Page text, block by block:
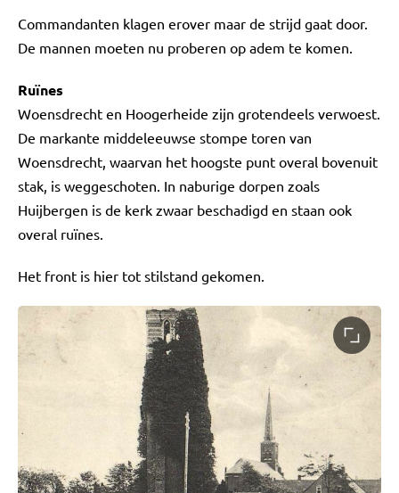
Commandanten klagen erover maar de strijd gaat door.
De mannen moeten nu proberen op adem te komen.
Ruïnes
Woensdrecht en Hoogerheide zijn grotendeels verwoest.
De markante middeleeuwse stompe toren van
Woensdrecht, waarvan het hoogste punt overal bovenuit
stak, is weggeschoten. In naburige dorpen zoals
Huijbergen is de kerk zwaar beschadigd en staan ook
overal ruïnes.
Het front is hier tot stilstand gekomen.